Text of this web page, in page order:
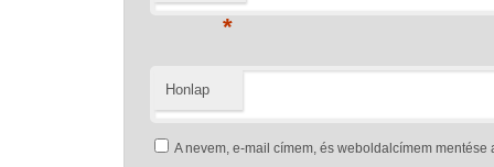
*
Honlap
A nevem, e-mail címem, és weboldalcímem